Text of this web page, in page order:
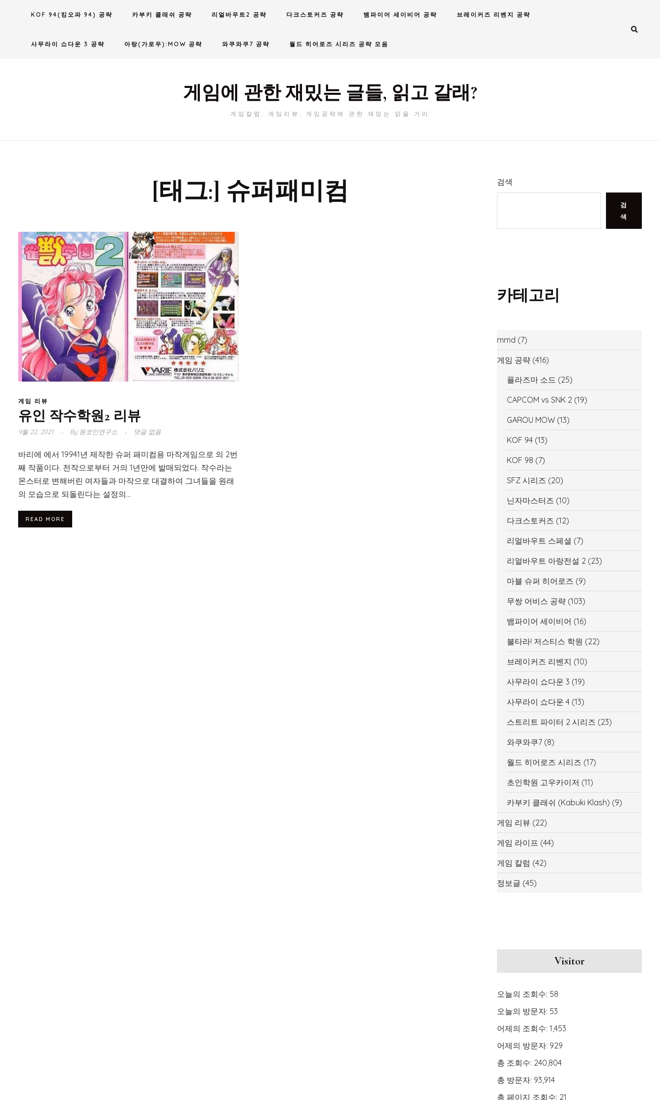
KOF 94(킹오파 94) 공략 카부키 클래쉬 공략 리얼바우트2 공략 다크스토커즈 공략 뱀파이어 세이비어 공략 브레이커즈 리벤지 공략
사무라이 쇼다운 3 공략 아랑(가로우):MOW 공략 와쿠와쿠7 공략 월드 히어로즈 시리즈 공략 모음
게임에 관한 재밌는 글들, 읽고 갈래?
게임칼럼, 게임리뷰, 게임공략에 관한 재밌는 읽을 거리
[태그:] 슈퍼패미컴
게임 리뷰
유인 작수학원2 리뷰
9월 22, 2021 By원코인연구소 댓글 없음
바리에 에서 19941년 제작한 슈퍼 패미컴용 마작게임으로 의 2번
째 작품이다. 전작으로부터 거의 1년만에 발매되었다. 작수라는
몬스터로 변해버린 여자들과 마작으로 대결하여 그녀들을 원래
의 모습으로 되돌린다는 설정의...
READ MORE
검색
검
색
카테고리
mmd (7)
게임 공략 (416)
플라즈마 소드 (25)
CAPCOM vs SNK 2 (19)
GAROU MOW (13)
KOF 94 (13)
KOF 98 (7)
SFZ 시리즈 (20)
닌자마스터즈 (10)
다크스토커즈 (12)
리얼바우트 스페셜 (7)
리얼바우트 아랑전설 2 (23)
마블 슈퍼 히어로즈 (9)
무쌍 어비스 공략 (103)
뱀파이어 세이비어 (16)
불타라! 저스티스 학원 (22)
브레이커즈 리벤지 (10)
사무라이 쇼다운 3 (19)
사무라이 쇼다운 4 (13)
스트리트 파이터 2 시리즈 (23)
와쿠와쿠7 (8)
월드 히어로즈 시리즈 (17)
초인학원 고우카이저 (11)
카부키 클래쉬 (Kabuki Klash) (9)
게임 리뷰 (22)
게임 라이프 (44)
게임 칼럼 (42)
정보글 (45)
Visitor
오늘의 조회수: 58
오늘의 방문자: 53
어제의 조회수: 1,453
어제의 방문자: 929
총 조회수: 240,804
총 방문자: 93,914
총 페이지 조회수: 21